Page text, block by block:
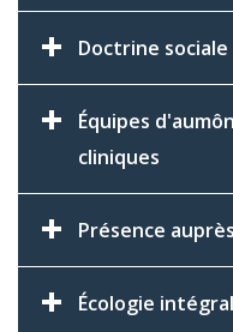
Doctrine sociale
Équipes
cliniques
Présence
Écologie